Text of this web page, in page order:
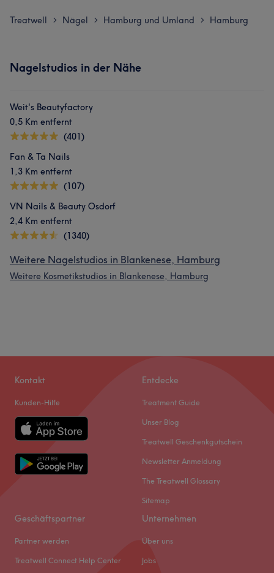
Treatwell > Nägel > Hamburg und Umland > Hamburg
Nagelstudios in der Nähe
Weit's Beautyfactory
0,5 Km entfernt
(401)
Fan & Ta Nails
1,3 Km entfernt
(107)
VN Nails & Beauty Osdorf
2,4 Km entfernt
(1340)
Weitere Nagelstudios in Blankenese, Hamburg
Weitere Kosmetikstudios in Blankenese, Hamburg
Kontakt
Kunden-Hilfe
Entdecke
Treatment Guide
Unser Blog
Treatwell Geschenkgutschein
Newsletter Anmeldung
The Treatwell Glossary
Sitemap
Geschäftspartner
Partner werden
Treatwell Connect Help Center
Unternehmen
Über uns
Jobs